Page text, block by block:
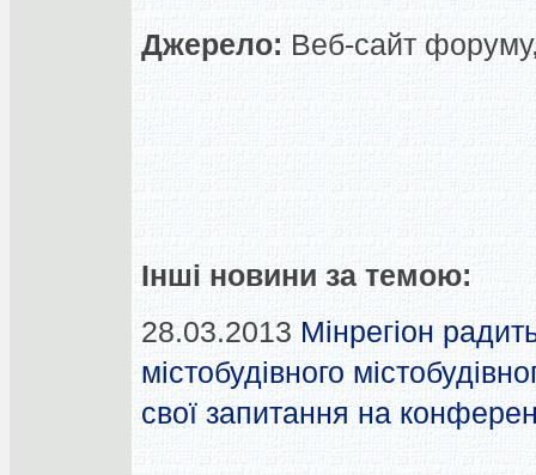
Джерело: Веб-сайт
Інші новини за темою:
28.03.2013 Мінрегіон
містобудівного
свої запитання на